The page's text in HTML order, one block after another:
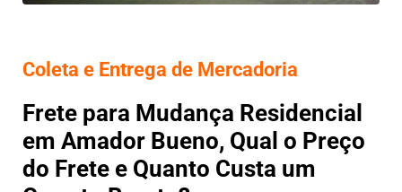
Coleta e Entrega de Mercadoria
Frete para Mudança Residencial
em Amador Bueno, Qual o Preço
do Frete e Quanto Custa um